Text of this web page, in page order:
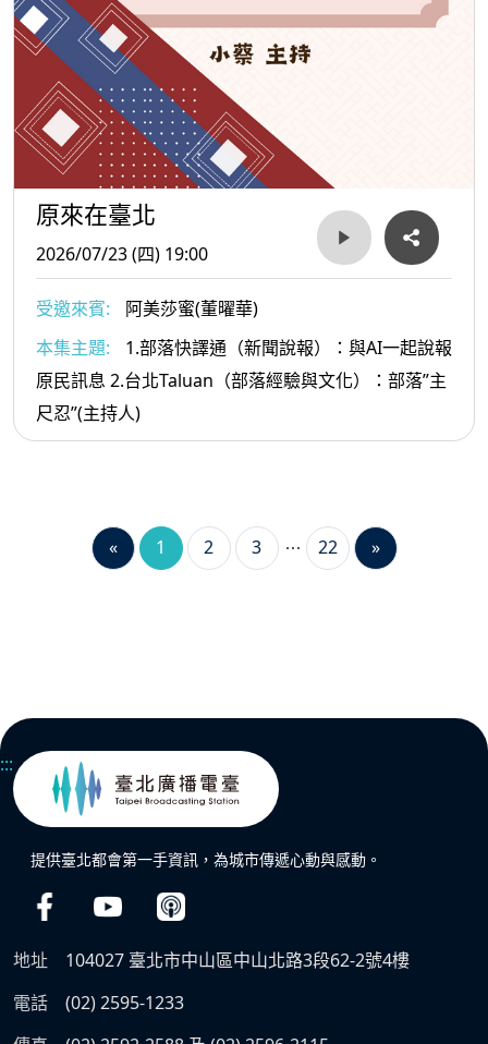
原來在臺北
2026/07/23 (四) 19:00
受邀來賓:
阿美莎蜜(董曜華)
本集主題:
1.部落快譯通（新聞說報）：與AI一起說報
原民訊息 2.台北Taluan（部落經驗與文化）：部落”主
尺忍”(主持人)
« 1 2 3 22 »
:::
提供臺北都會第一手資訊，為城市傳遞心動與感動。
地址
104027 臺北市中山區中山北路3段62-2號4樓
電話
(02) 2595-1233